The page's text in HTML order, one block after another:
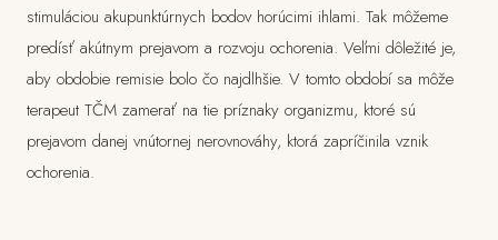
stimuláciou akupunktúrnych bodov horúcimi ihlami. Tak môžeme
predísť akútnym prejavom a rozvoju ochorenia. Veľmi dôležité je,
aby obdobie remisie bolo čo najdlhšie. V tomto období sa môže
terapeut TČM zamerať na tie príznaky organizmu, ktoré sú
prejavom danej vnútornej nerovnováhy, ktorá zapríčinila vznik
ochorenia.